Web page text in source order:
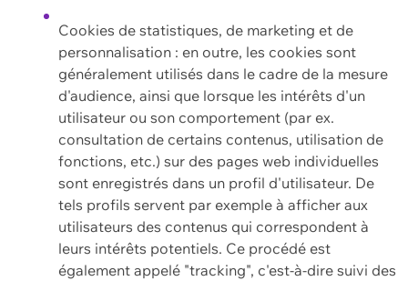
Cookies de statistiques, de marketing et de
personnalisation : en outre, les cookies sont
généralement utilisés dans le cadre de la mesure
d'audience, ainsi que lorsque les intérêts d'un
utilisateur ou son comportement (par ex.
consultation de certains contenus, utilisation de
fonctions, etc.) sur des pages web individuelles
sont enregistrés dans un profil d'utilisateur. De
tels profils servent par exemple à afficher aux
utilisateurs des contenus qui correspondent à
leurs intérêts potentiels. Ce procédé est
également appelé "tracking", c'est-à-dire suivi des